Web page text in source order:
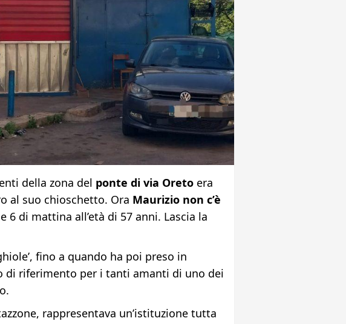
della zona del ponte di via Oretoera
al suo chioschetto. Ora Maurizio non c’è
di mattina all’età di 57 anni. Lascia la
fino a quando ha poi preso in
di riferimento per i tanti amanti di uno dei
rappresentava un’istituzione tutta